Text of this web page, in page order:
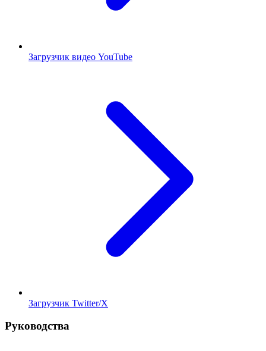
Загрузчик видео YouTube
Загрузчик Twitter/X
Руководства